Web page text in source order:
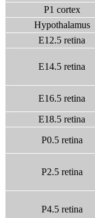
P1 cortex
Hypothalamus
E12.5 retina
E14.5 retina
E16.5 retina
E18.5 retina
P0.5 retina
P2.5 retina
P4.5 retina